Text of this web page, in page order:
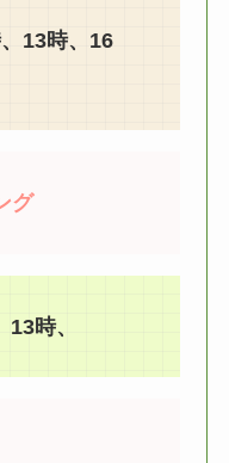
13時、16
グ
時、